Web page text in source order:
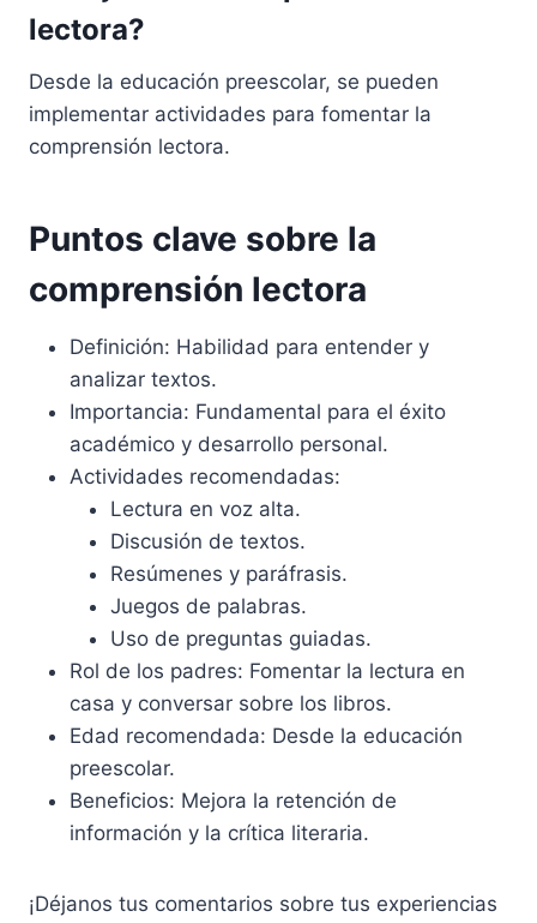
lectora?
Desde la educación preescolar, se pueden
implementar actividades para fomentar la
comprensión lectora.
Puntos clave sobre la
comprensión lectora
Definición: Habilidad para entender y
analizar textos.
Importancia: Fundamental para el éxito
académico y desarrollo personal.
Actividades recomendadas:
Lectura en voz alta.
Discusión de textos.
Resúmenes y paráfrasis.
Juegos de palabras.
Uso de preguntas guiadas.
Rol de los padres: Fomentar la lectura en
casa y conversar sobre los libros.
Edad recomendada: Desde la educación
preescolar.
Beneficios: Mejora la retención de
información y la crítica literaria.
¡Déjanos tus comentarios sobre tus experiencias